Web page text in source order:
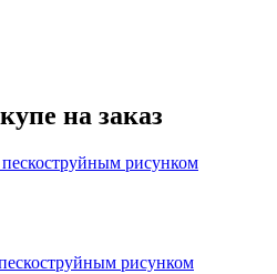
на заказ
рисунком
рисунком